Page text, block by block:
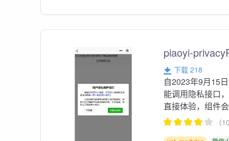
piaoyi-
下载 218
自2023年9月15
能调用隐私接口
直接体验，组件
（